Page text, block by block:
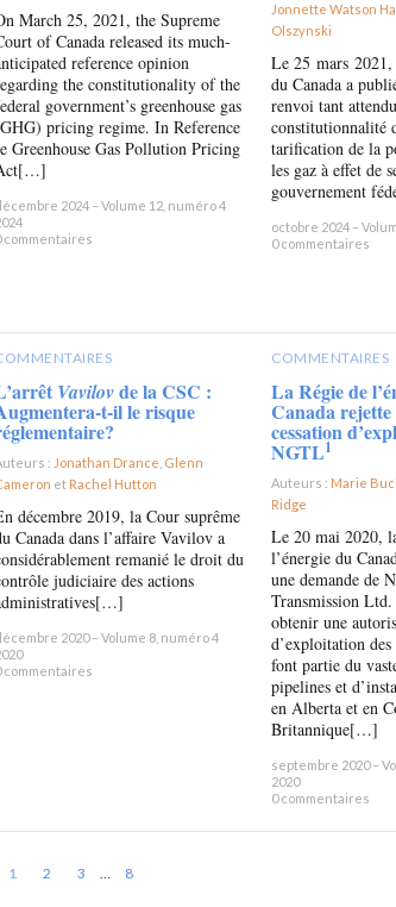
March 25, 2021, the Supreme
of Canada released its much-
reference opinion
the constitutionality of the
government’s greenhouse gas
pricing regime. In Reference
Greenhouse Gas Pollution Pricing
2024 – Volume 12, numéro 4
commentaires
Jonnette Watson
Olszynski
Le 25 mars
du Canada a
renvoi tant
constitutionnalité
tarification de la
les gaz à effet de
gouvernement
octobre 2024 –
0 commentaires
Vavilovde la CSC :
t-il le risque
: Jonathan Drance Glenn
et Rachel Hutton
décembre 2019, la Cour suprême
Canada dans l’affaire Vavilov a
remanié le droit du
judiciaire des actions
2020 – Volume 8, numéro 4
commentaires
COMMENTAIRES
La Régie de
Canada
cessation
NGTL1
Auteurs : Marie
Ridge
Le 20 mai 2020,
l’énergie du
une demande de
Transmission
obtenir une
d’exploitation
font partie du
pipelines et
en Alberta et en
Britannique[…]
septembre 2020 –
2020
0 commentaires
1 2 3 … 8